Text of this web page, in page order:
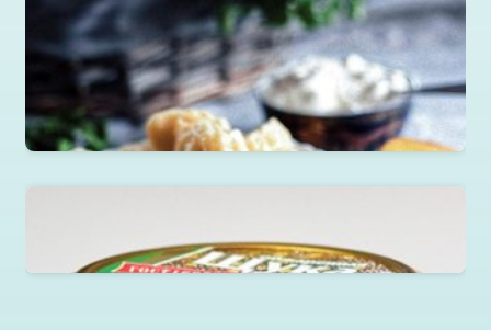
Пельмени, вареники, манты, хинкали, хинкал в
ассортименте
Читать далее
Щука обжаренная в томатном соусе в ст.банке 220г.